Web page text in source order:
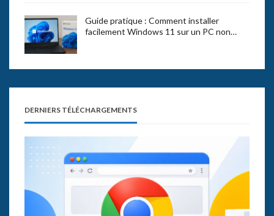
Guide pratique : Comment installer
facilement Windows 11 sur un PC non…
DERNIERS TÉLÉCHARGEMENTS